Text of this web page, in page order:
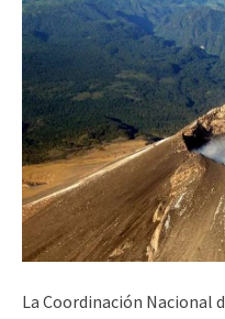
La Coordinación Nacional